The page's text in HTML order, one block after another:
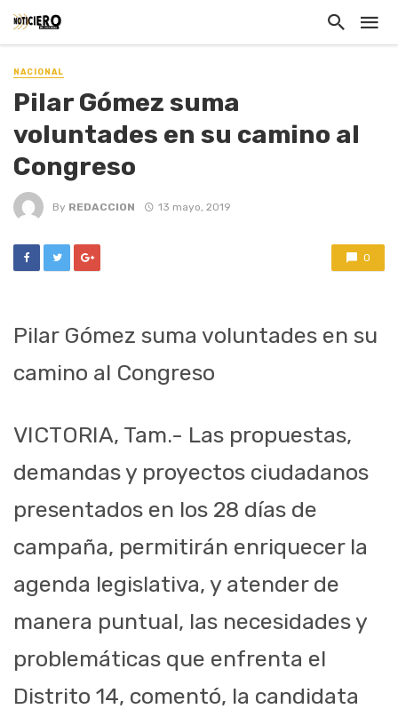
NACIONAL
Pilar Gómez suma
voluntades en su camino al
Congreso
By REDACCION 13 mayo, 2019
0
Pilar Gómez suma voluntades en su
camino al Congreso
VICTORIA, Tam.- Las propuestas,
demandas y proyectos ciudadanos
presentados en los 28 días de
campaña, permitirán enriquecer la
agenda legislativa, y atender de
manera puntual, las necesidades y
problemáticas que enfrenta el
Distrito 14, comentó, la candidata